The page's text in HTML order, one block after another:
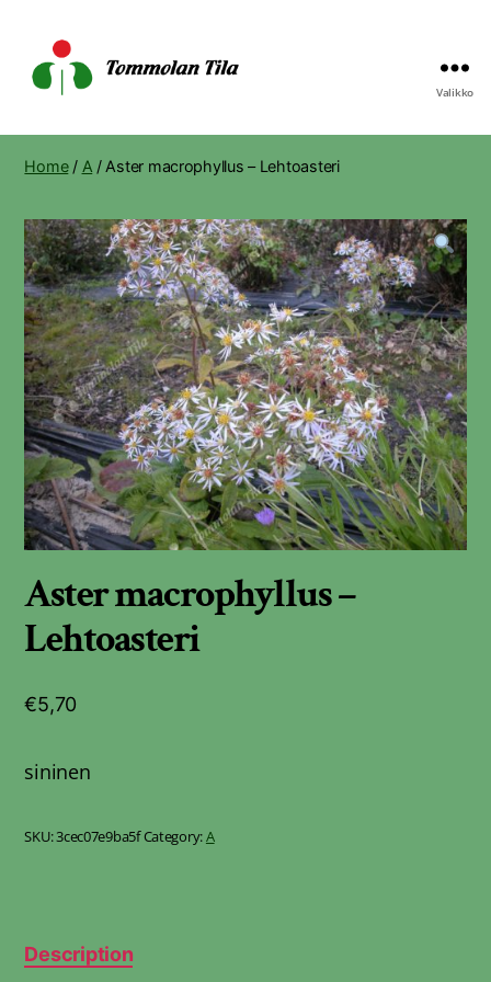
Tila
Valikko
Home/ A / Aster macrophyllus – Lehtoasteri
Aster macrophyllus –
Lehtoasteri
€5,70
sininen
SKU:3cec07e9ba5fCategory:A
Description